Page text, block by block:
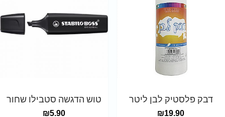
דבק פלסטיק לבן ליטר
₪19.90
טוש הדגשה סטבילו שחור
₪5.90